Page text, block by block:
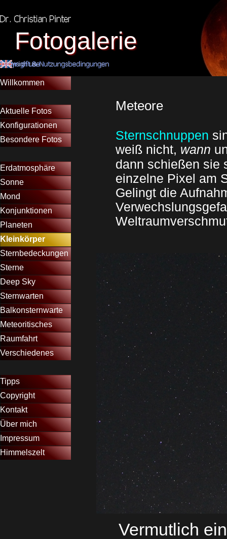
Fotogalerie
Menü überspringen
Willkommen
Aktuelle Fotos
Konfigurationen
Besondere Fotos
Erdatmosphäre
Sonne
Mond
Konjunktionen
Planeten
Kleinkörper
Sternbedeckungen
Sterne
Deep Sky
Sternwarten
Balkonsternwarte
Meteoritisches
Raumfahrt
Verschiedenes
Tipps
Copyright
Kontakt
Über mich
Impressum
Himmelszelt
Meteore
Sternschnuppen
weiß nicht, wann
dann schießen sie
einzelne Pixel am
Gelingt die
Vermutlich